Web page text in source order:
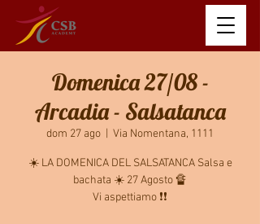
Domenica 27/08 -
Arcadia - Salsatanca
dom 27 ago Via Nomentana, 1111
☀️ LA DOMENICA DEL SALSATANCA Salsa e
bachata ☀️ 27 Agosto 🔏
Vi aspettiamo ❗️❗️